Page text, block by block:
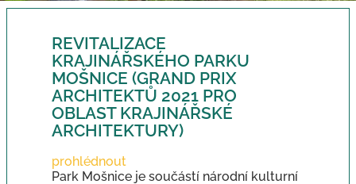
REVITALIZACE
KRAJINÁŘSKÉHO PARKU
MOŠNICE (GRAND PRIX
ARCHITEKTŮ 2021 PRO
OBLAST KRAJINÁŘSKÉ
ARCHITEKTURY)
prohlédnout
Park Mošnice je součástí národní kulturní